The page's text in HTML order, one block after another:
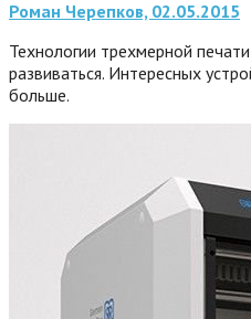
Роман Черепков, 02.05.2015
Технологии трехмерной
развиваться. Интересных
больше.